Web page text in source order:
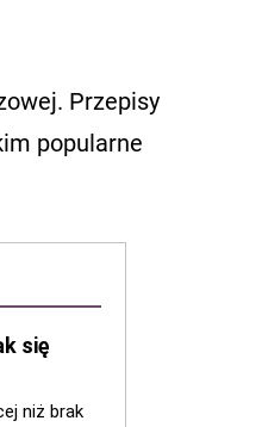
Przepisy
popularne